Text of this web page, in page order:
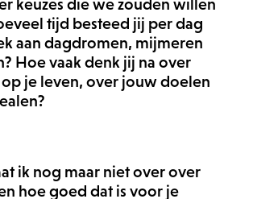
keuzes die we zouden willen
tijd besteed jij per dag
aan dagdromen, mijmeren
Hoe vaak denk jij na over
je leven, over jouw doelen
ik nog maar niet over over
hoe goed dat is voor je